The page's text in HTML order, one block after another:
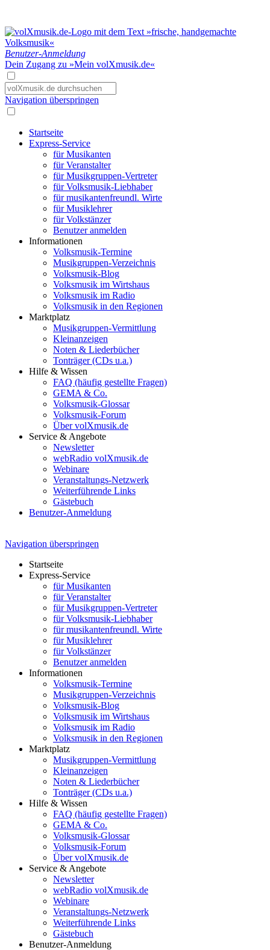
Benutzer-Anmeldung
Dein Zugang zu »Mein volXmusik.de«
Navigation überspringen
Startseite
Express-Service
für Musikanten
für Veranstalter
für Musikgruppen-Vertreter
für Volksmusik-Liebhaber
für musikantenfreundl. Wirte
für Musiklehrer
für Volkstänzer
Benutzer anmelden
Informationen
Volksmusik-Termine
Musikgruppen-Verzeichnis
Volksmusik-Blog
Volksmusik im Wirtshaus
Volksmusik im Radio
Volksmusik in den Regionen
Marktplatz
Musikgruppen-Vermittlung
Kleinanzeigen
Noten & Liederbücher
Tonträger (CDs u.a.)
Hilfe & Wissen
FAQ (häufig gestellte Fragen)
GEMA & Co.
Volksmusik-Glossar
Volksmusik-Forum
Über volXmusik.de
Service & Angebote
Newsletter
webRadio volXmusik.de
Webinare
Veranstaltungs-Netzwerk
Weiterführende Links
Gästebuch
Benutzer-Anmeldung
Navigation überspringen
Startseite
Express-Service
für Musikanten
für Veranstalter
für Musikgruppen-Vertreter
für Volksmusik-Liebhaber
für musikantenfreundl. Wirte
für Musiklehrer
für Volkstänzer
Benutzer anmelden
Informationen
Volksmusik-Termine
Musikgruppen-Verzeichnis
Volksmusik-Blog
Volksmusik im Wirtshaus
Volksmusik im Radio
Volksmusik in den Regionen
Marktplatz
Musikgruppen-Vermittlung
Kleinanzeigen
Noten & Liederbücher
Tonträger (CDs u.a.)
Hilfe & Wissen
FAQ (häufig gestellte Fragen)
GEMA & Co.
Volksmusik-Glossar
Volksmusik-Forum
Über volXmusik.de
Service & Angebote
Newsletter
webRadio volXmusik.de
Webinare
Veranstaltungs-Netzwerk
Weiterführende Links
Gästebuch
Benutzer-Anmeldung